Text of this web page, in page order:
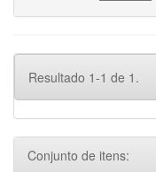
Resultado 1-1 de 1.
Conjunto de itens: